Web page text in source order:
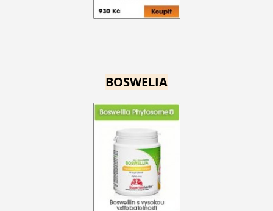
BOSWELIA